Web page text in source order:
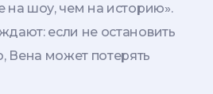
на шоу, чем на историю».
если не остановить
может потерять